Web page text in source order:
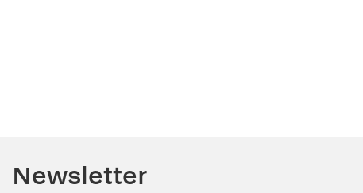
Newsletter